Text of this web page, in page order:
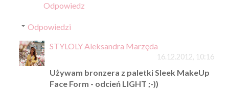
Odpowiedz
Odpowiedzi
STYLOLY Aleksandra Marzęda
16.12.2012, 10:16
Używam bronzera z paletki Sleek MakeUp
Face Form - odcień LIGHT ;-))